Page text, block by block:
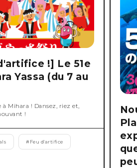
!] Le 51e
Yassa (du 7 au
Mihara ! Dansez, riez et,
!
# Feu d'artifice